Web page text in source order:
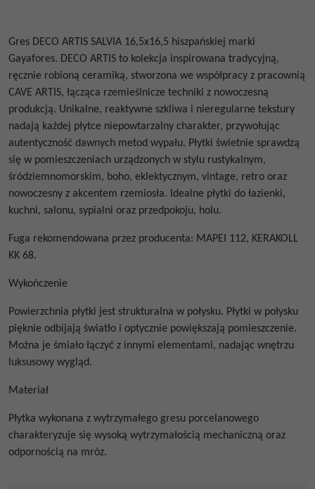
Gres DECO ARTIS SALVIA 16,5x16,5 hiszpańskiej marki
Gayafores. DECO ARTIS to kolekcja inspirowana tradycyjną,
ręcznie robioną ceramiką, stworzona we współpracy z pracownią
CAVE ARTIS, łącząca rzemieślnicze techniki z nowoczesną
produkcją. Unikalne, reaktywne szkliwa i nieregularne tekstury
nadają każdej płytce niepowtarzalny charakter, przywołując
autentyczność dawnych metod wypału. Płytki świetnie sprawdzą
się w pomieszczeniach urządzonych w stylu rustykalnym,
śródziemnomorskim, boho, eklektycznym, vintage, retro oraz
nowoczesny z akcentem rzemiosła. Idealne płytki do łazienki,
kuchni, salonu, sypialni oraz przedpokoju, holu.
Fuga rekomendowana przez producenta: MAPEI 112, KERAKOLL
KK 68.
Wykończenie
Powierzchnia płytki jest strukturalna w połysku. Płytki w połysku
pięknie odbijają światło i optycznie powiększają pomieszczenie.
Można je śmiało łączyć z innymi elementami, nadając wnętrzu
luksusowy wygląd.
Materiał
Płytka wykonana z wytrzymałego gresu porcelanowego
charakteryzuje się wysoką wytrzymałością mechaniczną oraz
odpornością na mróz.